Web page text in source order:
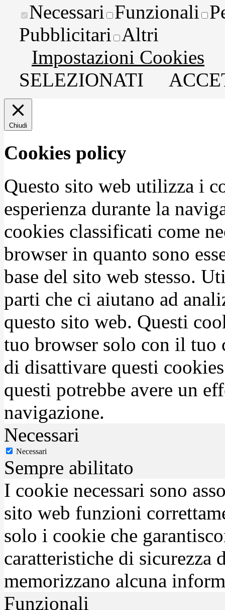
Necessari Funzionali
Pubblicitari Altri
Impostazioni Cookies
SELEZIONATI
Chiudi
Cookies policy
Questo sito web utilizza i
esperienza durante la
cookies classificati come
browser in quanto sono
base del sito web stesso.
parti che ci aiutano ad
questo sito web. Questi
tuo browser solo con il tuo
di disattivare questi
questi potrebbe avere un
navigazione.
Necessari
Necessari
Sempre abilitato
I cookie necessari sono
sito web funzioni
solo i cookie che
caratteristiche di sicurezza
memorizzano alcuna
Funzionali